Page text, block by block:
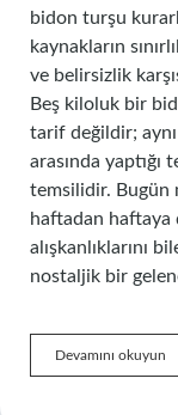
bidon turşu
kaynakların
ve belirsizlik
Beş kiloluk bir
tarif değildir;
arasında
temsilidir. Bugün
haftadan
alışkanlıklarını
nostaljik bir
Devamını okuyun